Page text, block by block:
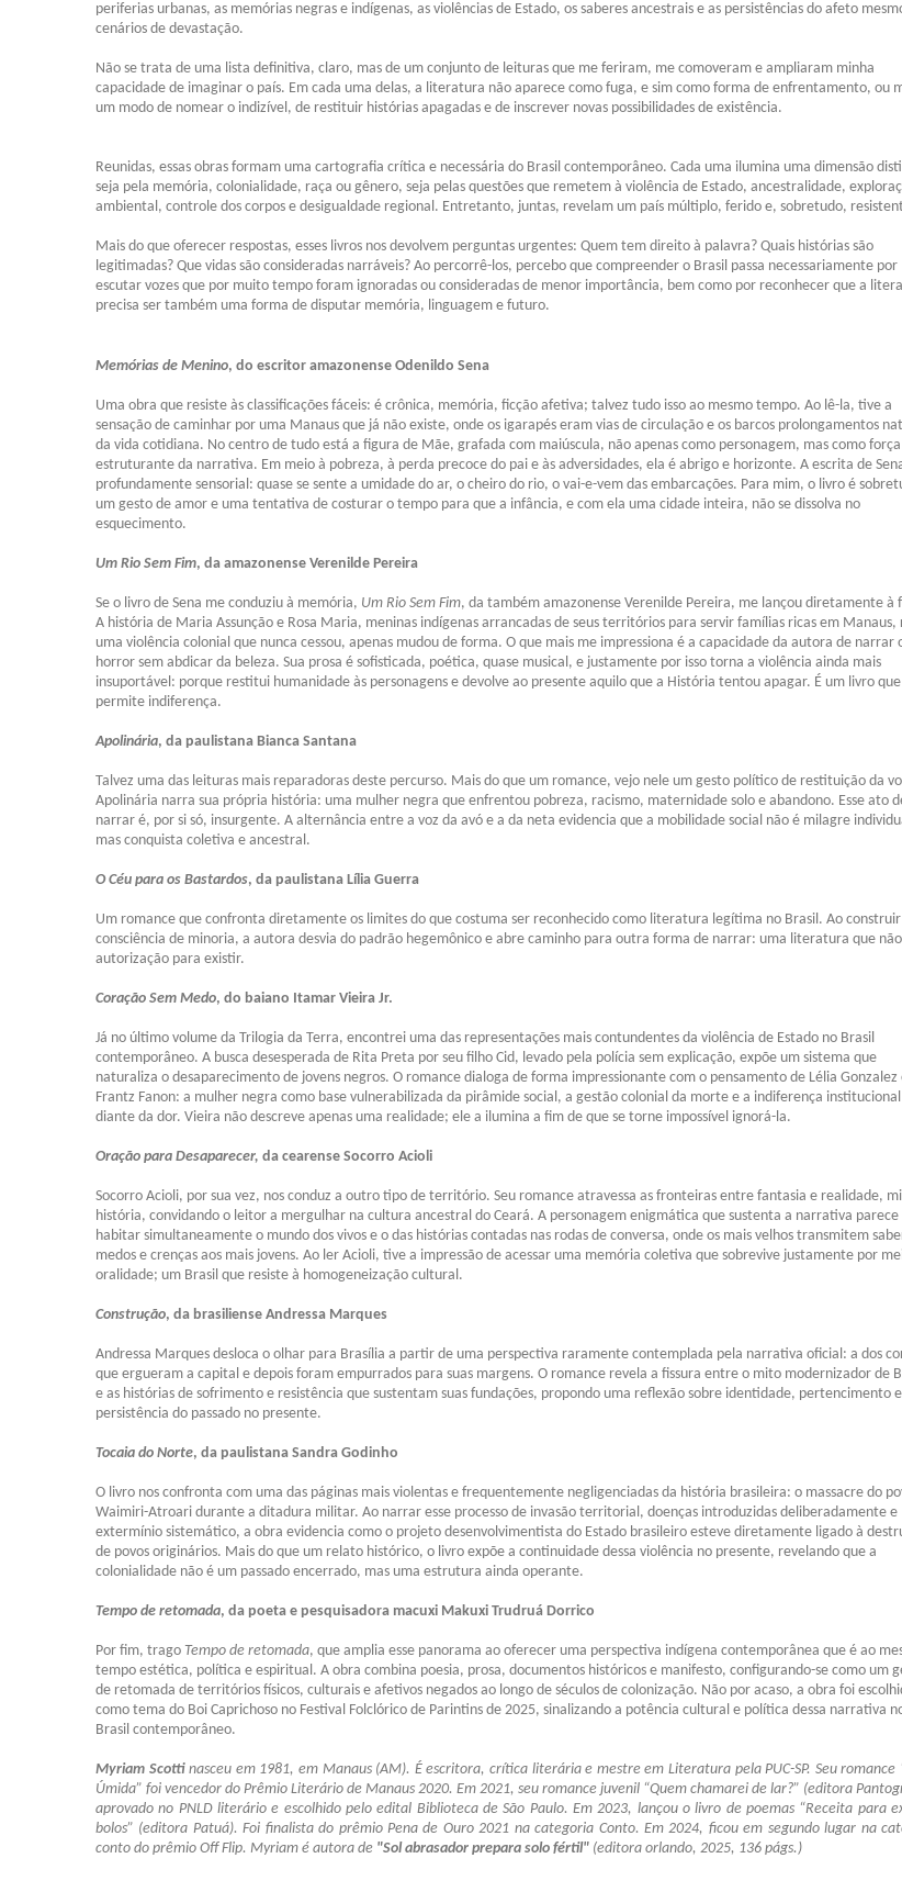
periferias urbanas, as memórias negras e indígenas, as violências de Estado, os saberes ancestrais e as persistências do afeto
cenários de devastação.
Não se trata de uma lista definitiva, claro, mas de um conjunto de leituras que me feriram, me comoveram e ampliaram minha
capacidade de imaginar o país. Em cada uma delas, a literatura não aparece como fuga, e sim como forma de enfrentamento, ou
um modo de nomear o indizível, de restituir histórias apagadas e de inscrever novas possibilidades de existência.
Reunidas, essas obras formam uma cartografia crítica e necessária do Brasil contemporâneo. Cada uma ilumina uma dimensão
seja pela memória, colonialidade, raça ou gênero, seja pelas questões que remetem à violência de Estado, ancestralidade,
ambiental, controle dos corpos e desigualdade regional. Entretanto, juntas, revelam um país múltiplo, ferido e, sobretudo,
Mais do que oferecer respostas, esses livros nos devolvem perguntas urgentes: Quem tem direito à palavra? Quais histórias são
legitimadas? Que vidas são consideradas narráveis? Ao percorrê-los, percebo que compreender o Brasil passa necessariamente por
escutar vozes que por muito tempo foram ignoradas ou consideradas de menor importância, bem como por reconhecer que a
precisa ser também uma forma de disputar memória, linguagem e futuro.
Memórias de Menino, do escritor amazonense Odenildo Sena
Uma obra que resiste às classificações fáceis: é crônica, memória, ficção afetiva; talvez tudo isso ao mesmo tempo. Ao lê-la, tive a
sensação de caminhar por uma Manaus que já não existe, onde os igarapés eram vias de circulação e os barcos prolongamentos
da vida cotidiana. No centro de tudo está a figura de Mãe, grafada com maiúscula, não apenas como personagem, mas como força
estruturante da narrativa. Em meio à pobreza, à perda precoce do pai e às adversidades, ela é abrigo e horizonte. A escrita de
profundamente sensorial: quase se sente a umidade do ar, o cheiro do rio, o vai-e-vem das embarcações. Para mim, o livro é
um gesto de amor e uma tentativa de costurar o tempo para que a infância, e com ela uma cidade inteira, não se dissolva no
esquecimento.
Um Rio Sem Fim, da amazonense Verenilde Pereira
Se o livro de Sena me conduziu à memória, Um Rio Sem Fim, da também amazonense Verenilde Pereira, me lançou diretamente à
A história de Maria Assunção e Rosa Maria, meninas indígenas arrancadas de seus territórios para servir famílias ricas em Manaus,
uma violência colonial que nunca cessou, apenas mudou de forma. O que mais me impressiona é a capacidade da autora de narrar
horror sem abdicar da beleza. Sua prosa é sofisticada, poética, quase musical, e justamente por isso torna a violência ainda mais
insuportável: porque restitui humanidade às personagens e devolve ao presente aquilo que a História tentou apagar. É um livro
permite indiferença.
Apolinária, da paulistana Bianca Santana
Talvez uma das leituras mais reparadoras deste percurso. Mais do que um romance, vejo nele um gesto político de restituição da
Apolinária narra sua própria história: uma mulher negra que enfrentou pobreza, racismo, maternidade solo e abandono. Esse ato
narrar é, por si só, insurgente. A alternância entre a voz da avó e a da neta evidencia que a mobilidade social não é milagre
mas conquista coletiva e ancestral.
O Céu para os Bastardos, da paulistana Lília Guerra
Um romance que confronta diretamente os limites do que costuma ser reconhecido como literatura legítima no Brasil. Ao
consciência de minoria, a autora desvia do padrão hegemônico e abre caminho para outra forma de narrar: uma literatura que
autorização para existir.
Coração Sem Medo, do baiano Itamar Vieira Jr.
Já no último volume da Trilogia da Terra, encontrei uma das representações mais contundentes da violência de Estado no Brasil
contemporâneo. A busca desesperada de Rita Preta por seu filho Cid, levado pela polícia sem explicação, expõe um sistema que
naturaliza o desaparecimento de jovens negros. O romance dialoga de forma impressionante com o pensamento de Lélia Gonzalez
Frantz Fanon: a mulher negra como base vulnerabilizada da pirâmide social, a gestão colonial da morte e a indiferença institucional
diante da dor. Vieira não descreve apenas uma realidade; ele a ilumina a fim de que se torne impossível ignorá-la.
Oração para Desaparecer, da cearense Socorro Acioli
Socorro Acioli, por sua vez, nos conduz a outro tipo de território. Seu romance atravessa as fronteiras entre fantasia e realidade,
história, convidando o leitor a mergulhar na cultura ancestral do Ceará. A personagem enigmática que sustenta a narrativa parece
habitar simultaneamente o mundo dos vivos e o das histórias contadas nas rodas de conversa, onde os mais velhos transmitem
medos e crenças aos mais jovens. Ao ler Acioli, tive a impressão de acessar uma memória coletiva que sobrevive justamente por
oralidade; um Brasil que resiste à homogeneização cultural.
Construção, da brasiliense Andressa Marques
Andressa Marques desloca o olhar para Brasília a partir de uma perspectiva raramente contemplada pela narrativa oficial: a dos
que ergueram a capital e depois foram empurrados para suas margens. O romance revela a fissura entre o mito modernizador de
e as histórias de sofrimento e resistência que sustentam suas fundações, propondo uma reflexão sobre identidade, pertencimento
persistência do passado no presente.
Tocaia do Norte, da paulistana Sandra Godinho
O livro nos confronta com uma das páginas mais violentas e frequentemente negligenciadas da história brasileira: o massacre do
Waimiri-Atroari durante a ditadura militar. Ao narrar esse processo de invasão territorial, doenças introduzidas deliberadamente e
extermínio sistemático, a obra evidencia como o projeto desenvolvimentista do Estado brasileiro esteve diretamente ligado à
de povos originários. Mais do que um relato histórico, o livro expõe a continuidade dessa violência no presente, revelando que a
colonialidade não é um passado encerrado, mas uma estrutura ainda operante.
Tempo de retomada, da poeta e pesquisadora macuxi Makuxi Trudruá Dorrico
Por fim, trago Tempo de retomada, que amplia esse panorama ao oferecer uma perspectiva indígena contemporânea que é ao
tempo estética, política e espiritual. A obra combina poesia, prosa, documentos históricos e manifesto, configurando-se como um
de retomada de territórios físicos, culturais e afetivos negados ao longo de séculos de colonização. Não por acaso, a obra foi
como tema do Boi Caprichoso no Festival Folclórico de Parintins de 2025, sinalizando a potência cultural e política dessa narrativa
Brasil contemporâneo.
Myriam Scottinasceu em 1981, em Manaus (AM). É escritora, crítica literária e mestre em Literatura pela PUC-SP. Seu romance
Úmida” foi vencedor do Prêmio Literário de Manaus 2020. Em 2021, seu romance juvenil “Quem chamarei de lar?” (editora
aprovado no PNLD literário e escolhido pelo edital Biblioteca de São Paulo. Em 2023, lançou o livro de poemas “Receita para
bolos” (editora Patuá). Foi finalista do prêmio Pena de Ouro 2021 na categoria Conto. Em 2024, ficou em segundo lugar na
conto do prêmio Off Flip. Myriam é autora de "Sol abrasador prepara solo fértil" (editora orlando, 2025, 136 págs.)